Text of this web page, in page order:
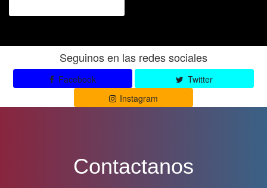
Seguinos en las redes sociales
Facebook
Twitter
Instagram
Contactanos